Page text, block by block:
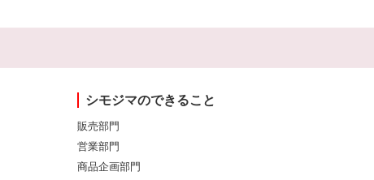
シモジマのできること
販売部門
営業部門
商品企画部門